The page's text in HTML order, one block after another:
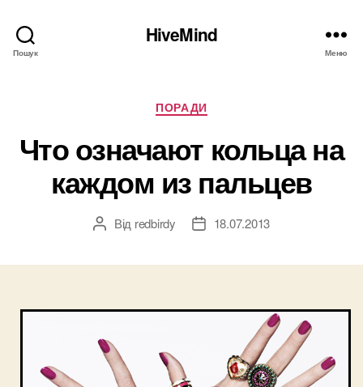
Пошук
HiveMind
Меню
Категорії
ПОРАДИ
Что означают кольца на
каждом из пальцев
Автор
Від redbirdy
Дата18.07.2013